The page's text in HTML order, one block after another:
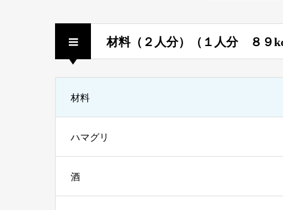
材料（２人分）（１人分 ８
材料
ハマグリ
酒